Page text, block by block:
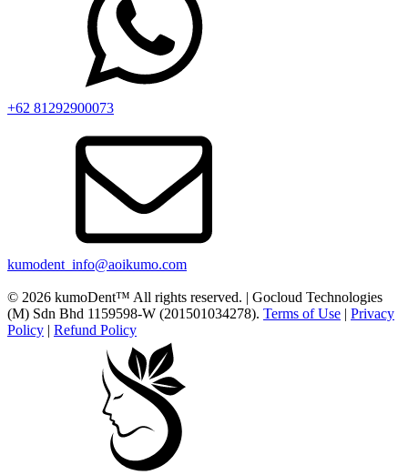
+62 81292900073
kumodent_info@aoikumo.com
© 2026 kumoDent™ All rights reserved. | Gocloud Technologies
(M) Sdn Bhd 1159598-W (201501034278). Terms of Use | Privacy
Policy | Refund Policy